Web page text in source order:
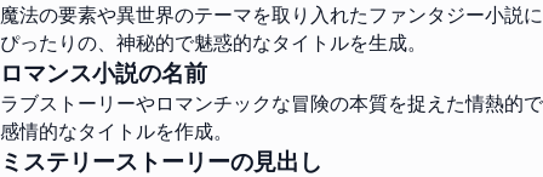
魔法の要素や異世界のテーマを取り入れたファンタジー小説に
ぴったりの、神秘的で魅惑的なタイトルを生成。
ロマンス小説の名前
ラブストーリーやロマンチックな冒険の本質を捉えた情熱的で
感情的なタイトルを作成。
ミステリーストーリーの見出し